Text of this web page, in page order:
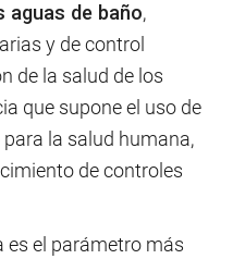
aguas de baño,
y de control
de la salud de los
que supone el uso de
la salud humana,
de controles
es el parámetro más